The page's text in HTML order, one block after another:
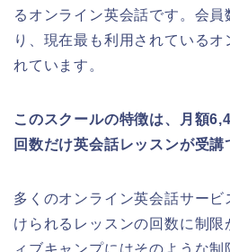
るオンライン英会話です。会
り、現在最も利用されている
れています。
このスクールの特徴は、月額
回数だけ英会話レッスンが受講
多くのオンライン英会話サー
けられるレッスンの回数に制限
ィブキャンプにはそのような